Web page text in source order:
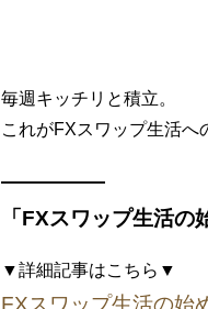
毎週キッチリと積立。
これがFXスワップ生活へ
—————
「FXスワップ生活の
▼詳細記事はこちら▼